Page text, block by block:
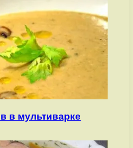
в мультиварке